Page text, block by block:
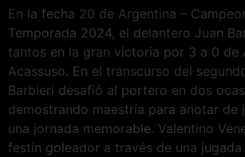
En la fecha 20 de Argentina –
Temporada 2024, el delantero Juan
tantos en la gran victoria por 3 a 0 de
Acassuso. En el transcurso del
Barbieri desafió al portero en dos
demostrando maestría para anotar de
una jornada memorable. Valentino
festín goleador a través de una